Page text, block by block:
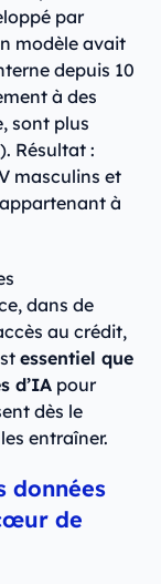
par
modèle avait
depuis 10
à des
sont plus
Résultat :
masculins et
à
dans de
au crédit,
essentiel que
d’IA pour
dès le
entraîner.
données
de